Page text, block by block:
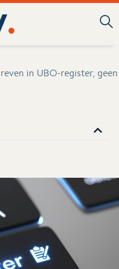
in UBO-register, geen